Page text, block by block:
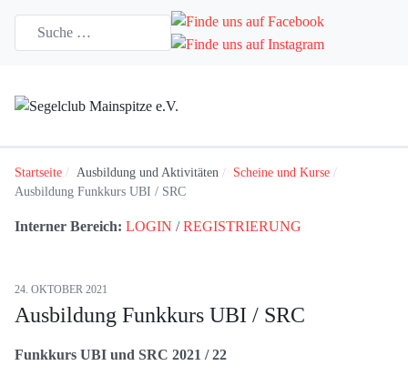
Startseite Ausbildung und Aktivitäten
Scheine und Kurse
Ausbildung Funkkurs UBI / SRC
Interner Bereich: LOGIN /REGISTRIERUNG
24. OKTOBER 2021
Ausbildung Funkkurs UBI / SRC
Funkkurs UBI und SRC 2021 / 22